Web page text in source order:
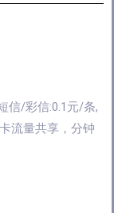
信/彩信:0.1元/条,
流量共享，分钟